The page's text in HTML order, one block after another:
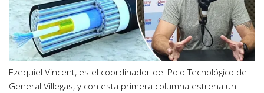
Ezequiel Vincent, es el coordinador del Polo Tecnológico de
General Villegas, y con esta primera columna estrena un